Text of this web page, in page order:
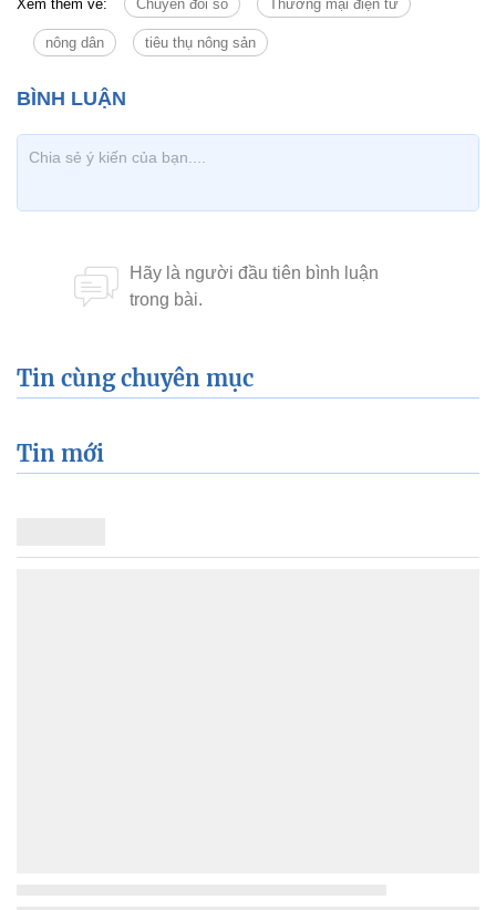
Tin cùng chuyên mục
Tin mới